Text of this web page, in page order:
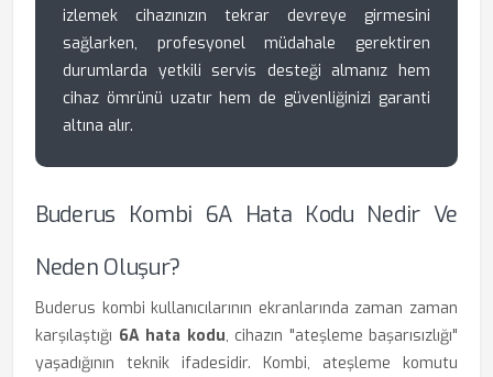
izlemek cihazınızın tekrar devreye girmesini
sağlarken, profesyonel müdahale gerektiren
durumlarda yetkili servis desteği almanız hem
cihaz ömrünü uzatır hem de güvenliğinizi garanti
altına alır.
Buderus Kombi 6A Hata Kodu Nedir Ve
Neden Oluşur?
Buderus kombi kullanıcılarının ekranlarında zaman zaman
karşılaştığı 6A hata kodu, cihazın "ateşleme başarısızlığı"
yaşadığının teknik ifadesidir. Kombi, ateşleme komutu